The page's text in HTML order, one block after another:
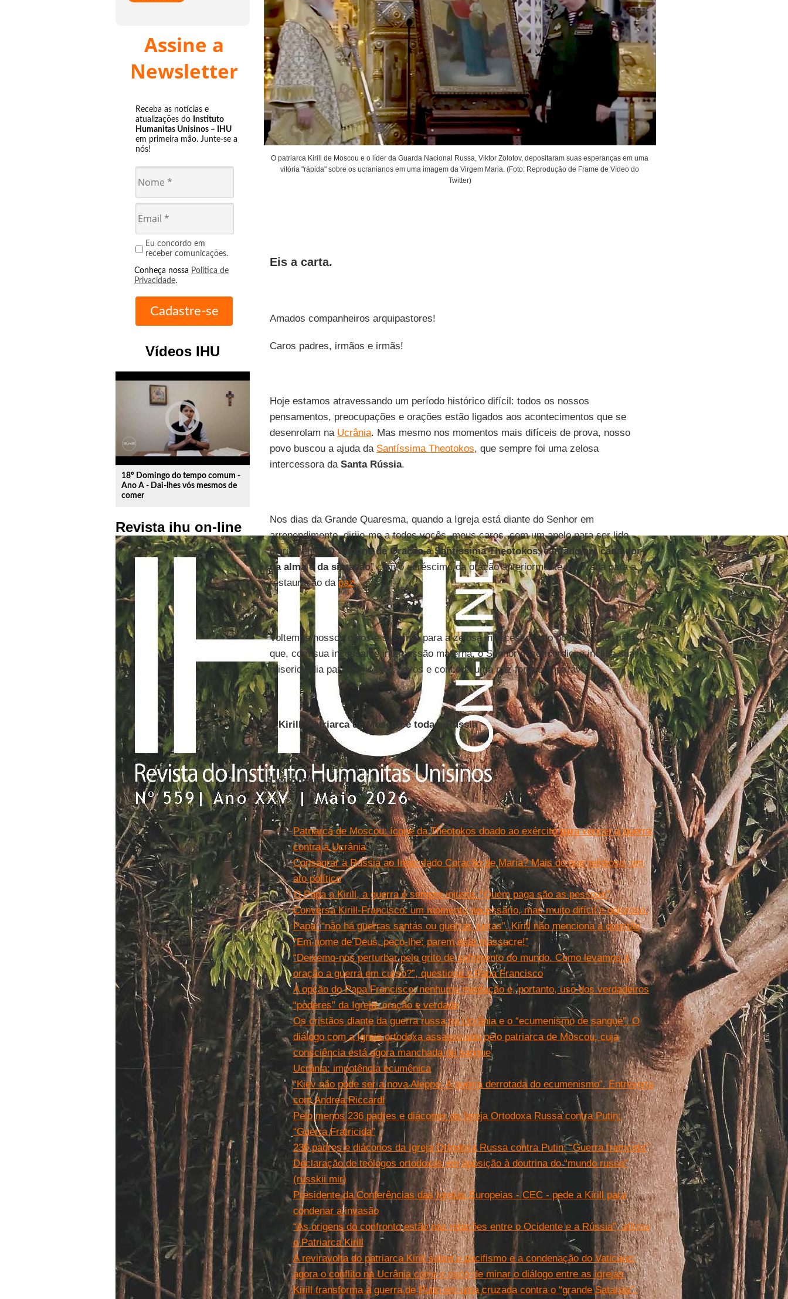
Assine a
Newsletter
Receba as notícias e
atualizações do Instituto
Humanitas Unisinos – IHU
em primeira mão. Junte-se a
nós!
Eu concordo em
receber comunicações.
Conheça nossa Política de
Privacidade.
Vídeos IHU
play_circle_outline
18º Domingo do tempo comum -
Ano A - Dai-lhes vós mesmos de
comer
Revista ihu on-line
O patriarca Kirill de Moscou e o líder da Guarda Nacional Russa, Viktor Zolotov, depositaram suas esperanças em uma
vitória "rápida" sobre os ucranianos em uma imagem da Virgem Maria. (Foto: Reprodução de Frame de Vídeo do
Twitter)
Eis a carta.
Amados companheiros arquipastores!
Caros padres, irmãos e irmãs!
Hoje estamos atravessando um período histórico difícil: todos os nossos
pensamentos, preocupações e orações estão ligados aos acontecimentos que se
desenrolam na Ucrânia. Mas mesmo nos momentos mais difíceis de prova, nosso
povo buscou a ajuda da Santíssima Theotokos, que sempre foi uma zelosa
intercessora da Santa Rússia.
Nos dias da Grande Quaresma, quando a Igreja está diante do Senhor em
arrependimento, dirijo-me a todos vocês, meus caros, com um apelo para ser lido
diariamente "O Cânone de Oração à Santíssima Theotokos, cantado em cada dor
da alma e da situação” com o acréscimo da oração anteriormente aprovada para a
restauração da paz.
Voltemos nossos olhos e suspiros para a zelosa intercessora do povo cristão, para
que, com sua incessante intercessão materna, o Senhor misericordioso incline sua
misericórdia para os nossos povos e conceda uma paz forte e imparável.
+ Kirill, Patriarca de Moscou e toda a Rússia
Leia mais
Patriarca de Moscou: ícone da Theotokos doado ao exército para vencer a guerra
contra a Ucrânia
Consagrar a Rússia ao Imaculado Coração de Maria? Mais do que religioso, um
ato político
O Papa a Kirill, a guerra é sempre injusta: “Quem paga são as pessoas”
Conversa Kirill-Francisco: um momento necessário, mas muito difícil e doloroso.
Papa: “não há guerras santas ou guerras justas”. Kirill não menciona a questão
“Em nome de Deus, peço-lhe: parem este massacre!”
“Deixemo-nos perturbar pelo grito de sofrimento do mundo. Como levamos à
oração a guerra em curso?”, questiona o Papa Francisco
A opção do Papa Francisco: nenhuma mediação e, portanto, uso dos verdadeiros
“poderes” da Igreja, oração e verdade
Os cristãos diante da guerra russa na Ucrânia e o “ecumenismo de sangue”. O
diálogo com a Igreja ortodoxa assassinado pelo patriarca de Moscou, cuja
consciência está agora manchada de sangue
Ucrânia: impotência ecumênica
“Kiev não pode ser a nova Aleppo. A guerra derrotada do ecumenismo”. Entrevista
com Andrea Riccardi
Pelo menos 236 padres e diáconos da Igreja Ortodoxa Russa contra Putin:
“Guerra Fratricida”
236 padres e diáconos da Igreja Ortodoxa Russa contra Putin: “Guerra fratricida”
Declaração de teólogos ortodoxos em oposição à doutrina do “mundo russo”
(russkii mir)
Presidente da Conferências das Igrejas Europeias - CEC - pede a Kirill para
condenar a invasão
“As origens do confronto estão nas relações entre o Ocidente e a Rússia”, afirma
o Patriarca Kirill
A reviravolta do patriarca Kirill sobre o pacifismo e a condenação do Vaticano:
agora o conflito na Ucrânia corre o risco de minar o diálogo entre as igrejas
Kirill transforma a guerra de Putin em uma cruzada contra o “grande Satanás”.